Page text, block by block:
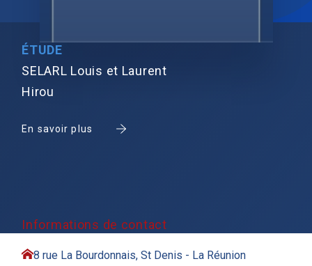
ÉTUDE
SELARL Louis et Laurent
Hirou
En savoir plus
Informations de contact
8 rue La Bourdonnais, St Denis - La Réunion